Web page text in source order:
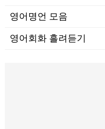
영어명언 모음
영어회화 흘려듣기